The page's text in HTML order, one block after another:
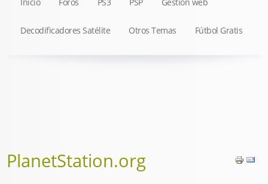
Inicio Foros PS3 PSP Gestión web
Decodificadores Satélite Otros Temas Fútbol Gratis
PlanetStation.org